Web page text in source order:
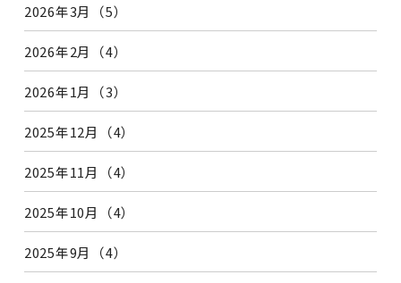
2026年3月（5）
2026年2月（4）
2026年1月（3）
2025年12月（4）
2025年11月（4）
2025年10月（4）
2025年9月（4）